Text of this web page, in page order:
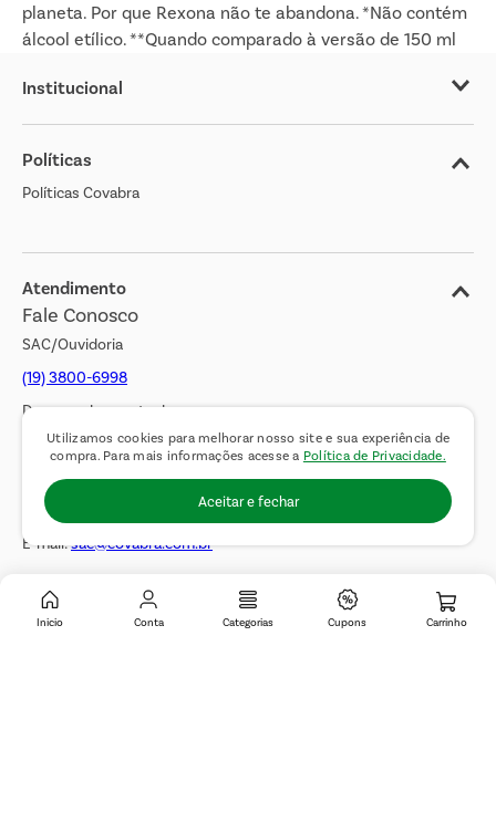
Utilizamos cookies para melhorar nosso site e sua experiência de
compra. Para mais informações acesse a Política de Privacidade.
Aceitar e fechar
Inicio Conta Categorias Cupons
planeta. Por que Rexona não te abandona. *Não contém
álcool etílico. **Quando comparado à versão de 150 ml
Institucional
Sobre o Covabra
Nossas Lojas
Cliente Bem Estar
Jornal de Ofertas
Transparência Salarial
Políticas
Políticas Covabra
Atendimento
Fale Conosco
SAC/Ouvidoria
(19) 3800-6998
De segunda a sexta das
08h00 às 17h00. Sábados
das 08h00 às 14h00.
WhatsApp:
(19) 99900-3133
E-mail:sac@covabra.com.br
Outros Contatos